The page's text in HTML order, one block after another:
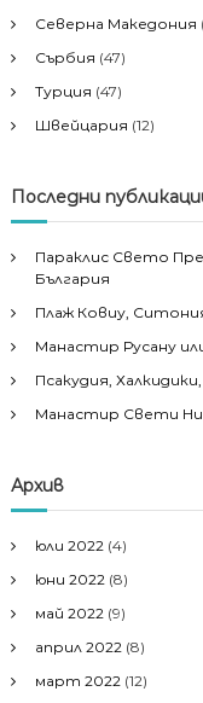
Северна Македония
Сърбия (47)
Турция (47)
Швейцария (12)
Последни
Параклис Свето
България
Плаж Ковиу,
Манастир Русану
Псакудия,
Манастир Свети
Архив
юли 2022 (4)
юни 2022 (8)
май 2022 (9)
април 2022 (8)
март 2022 (12)